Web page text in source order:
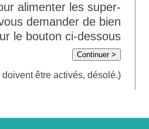
alimenter les super-
demander de bien
le bouton ci-dessous
Continuer >
être activés, désolé.)